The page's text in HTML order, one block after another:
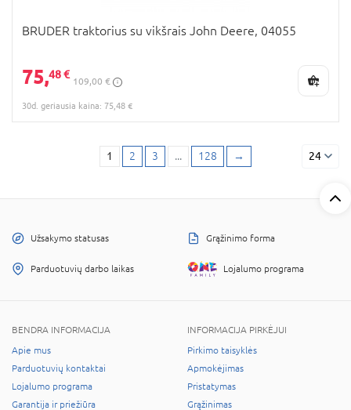
BRUDER traktorius su vikšrais John Deere, 04055
75,48 €
109,00 €
30d. geriausia kaina: 75,48 €
1 2 3 ... 128 → 24
Užsakymo statusas Grąžinimo forma
Parduotuvių darbo laikas Lojalumo programa
BENDRA INFORMACIJA
Apie mus
Parduotuvių kontaktai
Lojalumo programa
Garantija ir priežiūra
INFORMACIJA PIRKĖJUI
Pirkimo taisyklės
Apmokėjimas
Pristatymas
Grąžinimas